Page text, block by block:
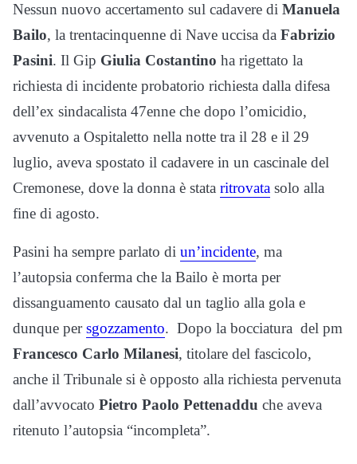
Nessun nuovo accertamento sul cadavere di Manuela
Bailo, la trentacinquenne di Nave uccisa da Fabrizio
Pasini. Il Gip Giulia Costantino ha rigettato la
richiesta di incidente probatorio richiesta dalla difesa
dell’ex sindacalista 47enne che dopo l’omicidio,
avvenuto a Ospitaletto nella notte tra il 28 e il 29
luglio, aveva spostato il cadavere in un cascinale del
Cremonese, dove la donna è stata ritrovata solo alla
fine di agosto.
Pasini ha sempre parlato di un’incidente, ma
l’autopsia conferma che la Bailo è morta per
dissanguamento causato dal un taglio alla gola e
dunque persgozzamento. Dopo la bocciatura del pm
Francesco Carlo Milanesi, titolare del fascicolo,
anche il Tribunale si è opposto alla richiesta pervenuta
dall’avvocato Pietro Paolo Pettenaddu che aveva
ritenuto l’autopsia “incompleta”.